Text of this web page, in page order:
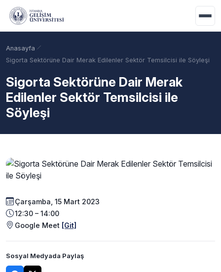
Ana içeriğe geç
Akademik Takvim Burslar Taban Puanlar
Anasayfa
Sigorta Sektörüne Dair Merak Edilenler Sektör Temsilcisi ile Söyleşi
Sigorta Sektörüne Dair Merak
Edilenler Sektör Temsilcisi ile
Söyleşi
Çarşamba, 15 Mart 2023
12:30 – 14:00
Google Meet [Git]
Sosyal Medyada Paylaş